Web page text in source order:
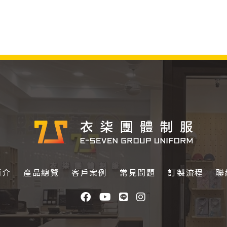
產品總覽 客戶案例 常見問題 訂製流程 聯